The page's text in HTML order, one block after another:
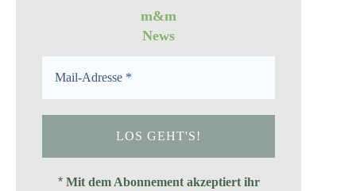
m&m
News
* Mit dem Abonnement akzeptiert ihr